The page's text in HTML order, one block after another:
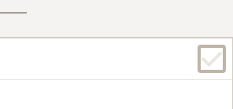
ができます。
近く、老舗のお店が多数あり、満足している。お
な時間が持てる。繁華街に近くても、比較的閑
狭、